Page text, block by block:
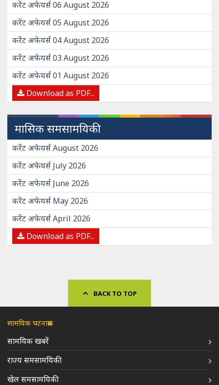
करेंट अफेयर्स 06 August 2026
करेंट अफेयर्स 05 August 2026
करेंट अफेयर्स 04 August 2026
करेंट अफेयर्स 03 August 2026
करेंट अफेयर्स 01 August 2026
Download as PDF...
मासिक समसामयिकी
करेंट अफेयर्स August 2026
करेंट अफेयर्स July 2026
करेंट अफेयर्स June 2026
करेंट अफेयर्स May 2026
करेंट अफेयर्स April 2026
Download as PDF...
BACK TO TOP
सामयिक घटनाक्रम
सामयिक खबरें
राज्य समसामयिकी
खेल समसामयिकी